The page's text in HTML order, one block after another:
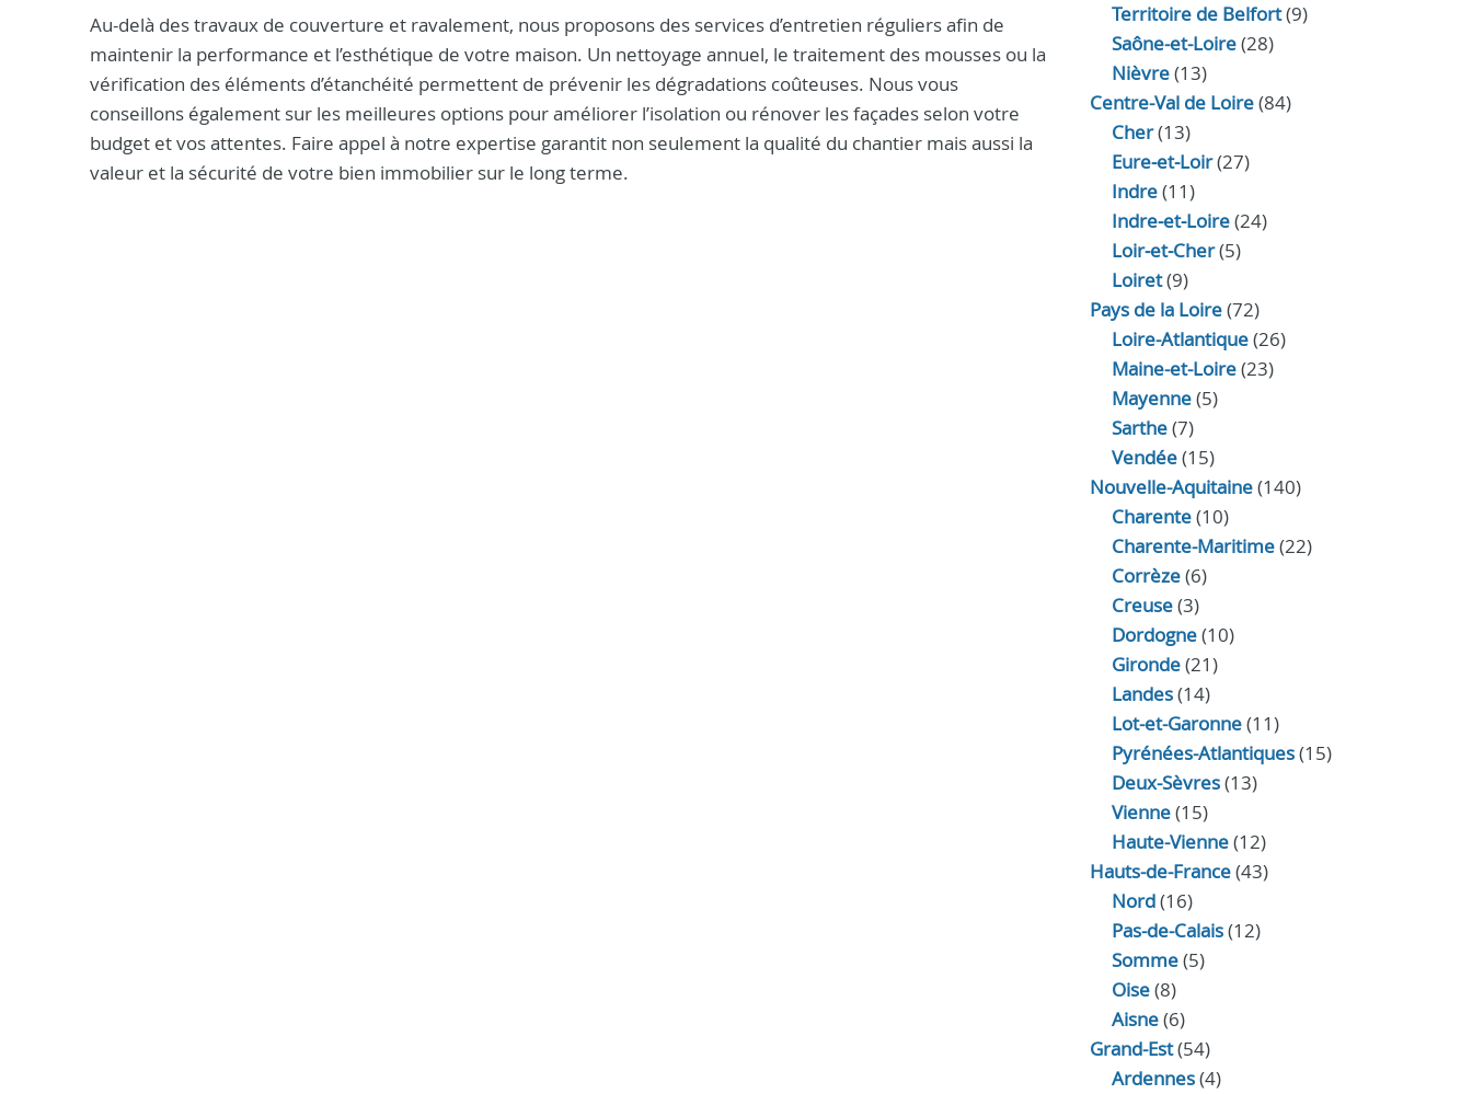
Au-delà des travaux de couverture et ravalement, nous proposons des services d’entretien réguliers afin de
maintenir la performance et l’esthétique de votre maison. Un nettoyage annuel, le traitement des mousses ou la
vérification des éléments d’étanchéité permettent de prévenir les dégradations coûteuses. Nous vous
conseillons également sur les meilleures options pour améliorer l’isolation ou rénover les façades selon votre
budget et vos attentes. Faire appel à notre expertise garantit non seulement la qualité du chantier mais aussi la
valeur et la sécurité de votre bien immobilier sur le long terme.
Territoire de Belfort(9)
Saône-et-Loire(28)
Nièvre(13)
Centre-Val de Loire(84)
Cher(13)
Eure‑et‑Loir(27)
Indre(11)
Indre‑et‑Loire(24)
Loir‑et‑Cher(5)
Loiret(9)
Pays de la Loire(72)
Loire-Atlantique(26)
Maine-et-Loire(23)
Mayenne(5)
Sarthe(7)
Vendée(15)
Nouvelle-Aquitaine(140)
Charente(10)
Charente-Maritime(22)
Corrèze(6)
Creuse(3)
Dordogne(10)
Gironde(21)
Landes(14)
Lot-et-Garonne(11)
Pyrénées-Atlantiques(15)
Deux-Sèvres(13)
Vienne(15)
Haute-Vienne(12)
Hauts-de-France(43)
Nord(16)
Pas-de-Calais(12)
Somme(5)
Oise(8)
Aisne(6)
Grand-Est(54)
Ardennes(4)